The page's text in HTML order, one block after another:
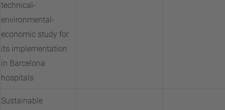
technical-
environmental-
economic study for
its implementation
in Barcelona
hospitals
Sustainable